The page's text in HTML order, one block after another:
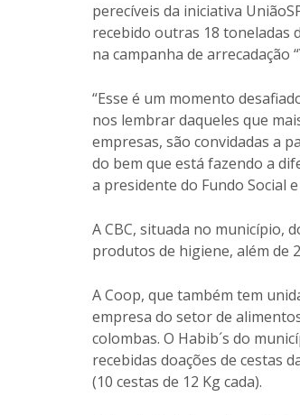
perecíveis da iniciativa
recebido outras 18 toneladas
na campanha de arrecadação
“Esse é um momento
nos lembrar daqueles que
empresas, são convidadas a
do bem que está fazendo a
a presidente do Fundo Social
A CBC, situada no município,
produtos de higiene, além de
A Coop, que também tem
empresa do setor de
colombas. O Habib´s do
recebidas doações de cestas
(10 cestas de 12 Kg cada).